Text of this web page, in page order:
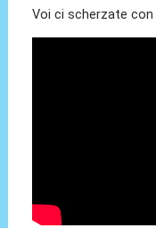
Voi ci scherzate